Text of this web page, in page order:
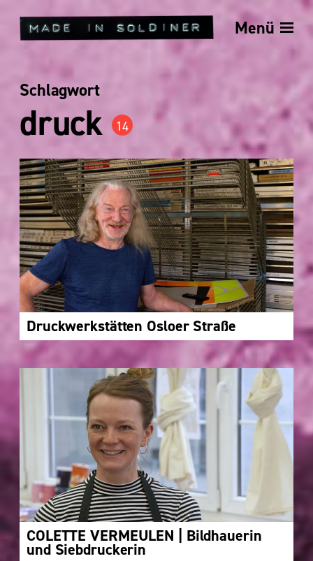
Menü
Schlagwort
druck 14
Druckwerkstätten Osloer Straße
COLETTE VERMEULEN | Bildhauerin
und Siebdruckerin